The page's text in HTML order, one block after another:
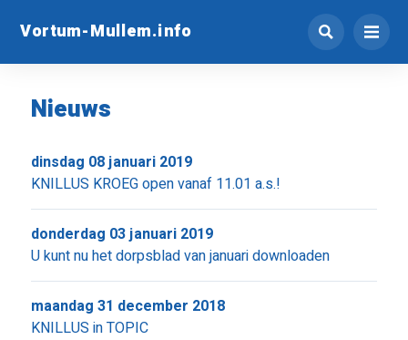
Vortum-Mullem.info
Nieuws
KNILLUS KROEG open vanaf 11.01 a.s.!
dinsdag 08 januari 2019
U kunt nu het dorpsblad van januari downloaden
donderdag 03 januari 2019
KNILLUS in TOPIC
maandag 31 december 2018